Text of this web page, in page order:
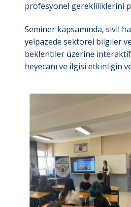
profesyonel gerekliliklerini
Seminer kapsamında, sivil
yelpazede sektörel bilgiler
beklentiler üzerine
heyecanı ve ilgisi etkinliğin